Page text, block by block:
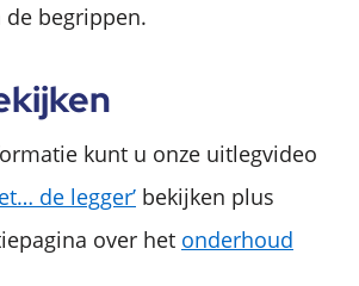
begrippen.
kunt u onze uitlegvideo
de legger’ bekijken plus
over het onderhoud